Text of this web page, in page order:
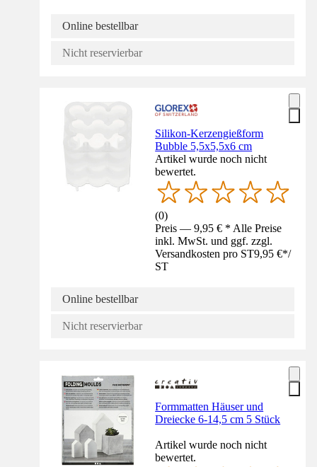
Online bestellbar
Nicht reservierbar
Silikon-Kerzengießform
Bubble 5,5x5,5x6 cm
Artikel wurde noch nicht
bewertet.
(0)
Preis — 9,95 € * Alle Preise
inkl. MwSt. und ggf. zzgl.
Versandkosten pro ST9,95 €*/
ST
Online bestellbar
Nicht reservierbar
Formmatten Häuser und
Dreiecke 6-14,5 cm 5 Stück
Artikel wurde noch nicht
bewertet.